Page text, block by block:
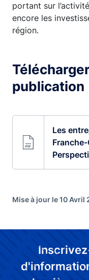
portant sur
encore les
région.
publication
Les
Mise à jour le 10 Avril